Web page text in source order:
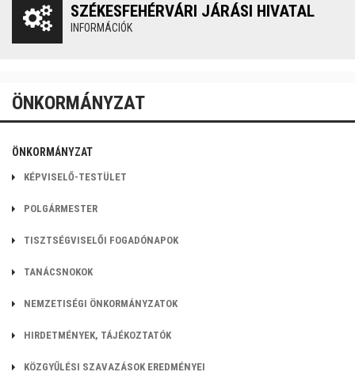
SZÉKESFEHÉRVÁRI JÁRÁSI HIVATAL
INFORMÁCIÓK
ÖNKORMÁNYZAT
ÖNKORMÁNYZAT
KÉPVISELŐ-TESTÜLET
POLGÁRMESTER
TISZTSÉGVISELŐI FOGADÓNAPOK
TANÁCSNOKOK
NEMZETISÉGI ÖNKORMÁNYZATOK
HIRDETMÉNYEK, TÁJÉKOZTATÓK
KÖZGYŰLÉSI SZAVAZÁSOK EREDMÉNYEI